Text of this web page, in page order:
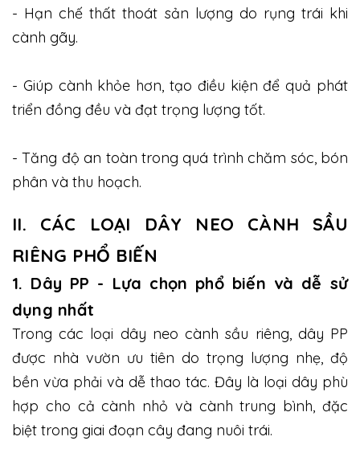
- Hạn chế thất thoát sản lượng do rụng trái khi
cành gãy.
- Giúp cành khỏe hơn, tạo điều kiện để quả phát
triển đồng đều và đạt trọng lượng tốt.
- Tăng độ an toàn trong quá trình chăm sóc, bón
phân và thu hoạch.
II. CÁC LOẠI DÂY NEO CÀNH SẦU
RIÊNG PHỔ BIẾN
1. Dây PP - Lựa chọn phổ biến và dễ sử
dụng nhất
Trong các loại dây neo cành sầu riêng, dây PP
được nhà vườn ưu tiên do trọng lượng nhẹ, độ
bền vừa phải và dễ thao tác. Đây là loại dây phù
hợp cho cả cành nhỏ và cành trung bình, đặc
biệt trong giai đoạn cây đang nuôi trái.